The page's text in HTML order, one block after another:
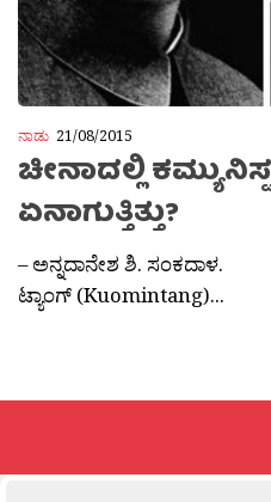
ನಾಡು 21/08/2015
ಚೀನಾದಲ್ಲಿ
ಏನಾಗುತ್ತಿತ್ತು?
– ಅನ್ನದಾನೇಶ ಶಿ.
ಟ್ಯಾಂಗ್ (Kuomintang)...